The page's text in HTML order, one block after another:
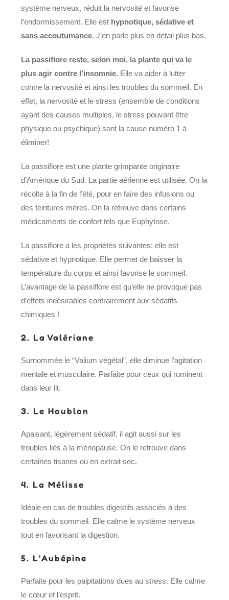
système nerveux, réduit la nervosité et favorise
l’endormissement. Elle est hypnotique, sédative et
sans accoutumance. J’en parle plus en détail plus bas.
La passiflore reste, selon moi, la plante qui va le
plus agir contre l’insomnie. Elle va aider à lutter
contre la nervosité et ainsi les troubles du sommeil. En
effet, la nervosité et le stress (ensemble de conditions
ayant des causes multiples, le stress pouvant être
physique ou psychique) sont la cause numéro 1 à
éliminer!
La passiflore est une plante grimpante originaire
d’Amérique du Sud. La partie aérienne est utilisée. On la
récolte à la fin de l’été, pour en faire des infusions ou
des teintures mères. On la retrouve dans certains
médicaments de confort tels que Euphytose.
La passiflore a les propriétés suivantes: elle est
sédative et hypnotique. Elle permet de baisser la
température du corps et ainsi favorise le sommeil.
L’avantage de la passiflore est qu’elle ne provoque pas
d’effets indésirables contrairement aux sédatifs
chimiques !
2. La Valériane
Surnommée le “Valium végétal”, elle diminue l’agitation
mentale et musculaire. Parfaite pour ceux qui ruminent
dans leur lit.
3. Le Houblon
Apaisant, légèrement sédatif, il agit aussi sur les
troubles liés à la ménopause. On le retrouve dans
certaines tisanes ou en extrait sec.
4. La Mélisse
Idéale en cas de troubles digestifs associés à des
troubles du sommeil. Elle calme le système nerveux
tout en favorisant la digestion.
5. L’Aubépine
Parfaite pour les palpitations dues au stress. Elle calme
le cœur et l’esprit.